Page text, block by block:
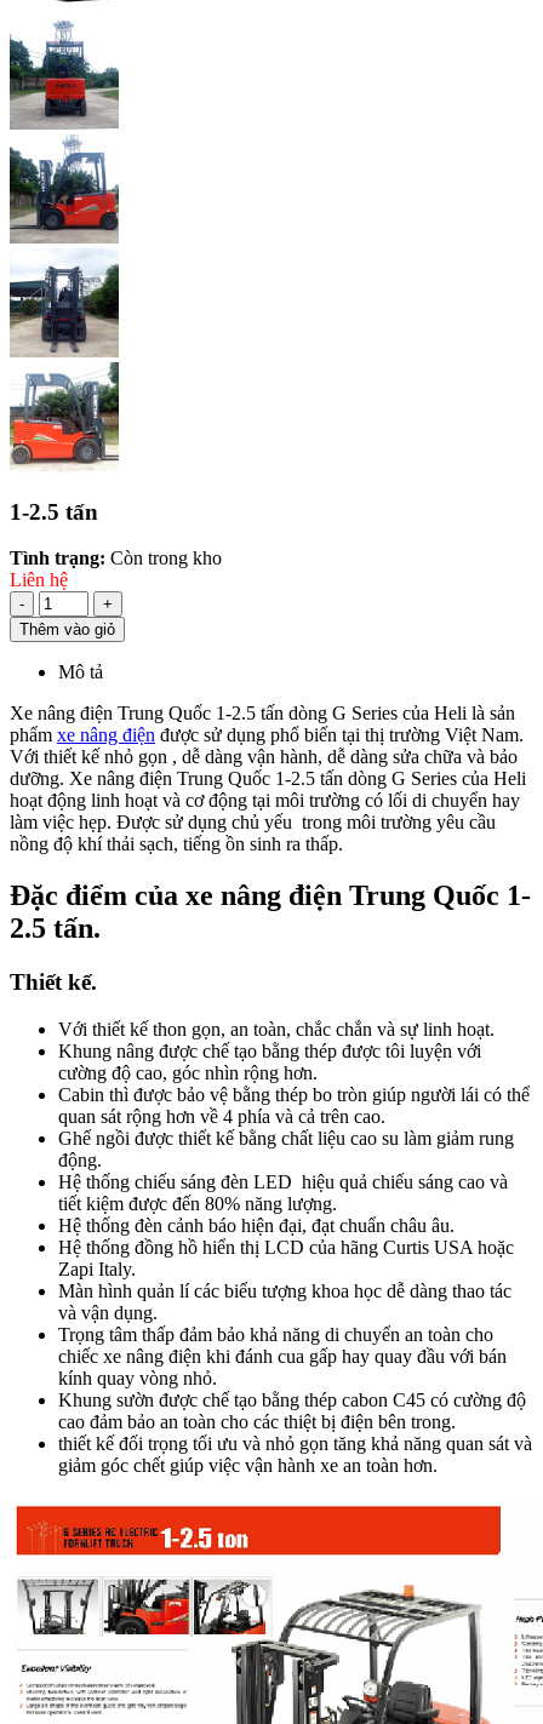
1-2.5 tấn
Tình trạng: Còn trong kho
Liên hệ
-
+
Thêm vào giỏ
Mô tả
Xe nâng điện Trung Quốc 1-2.5 tấn dòng G Series của Heli là sản
phẩm xe nâng điện được sử dụng phổ biến tại thị trường Việt Nam.
Với thiết kế nhỏ gọn , dễ dàng vận hành, dễ dàng sửa chữa và bảo
dưỡng. Xe nâng điện Trung Quốc 1-2.5 tấn dòng G Series của Heli
hoạt động linh hoạt và cơ động tại môi trường có lối di chuyển hay
làm việc hẹp. Được sử dụng chủ yếu trong môi trường yêu cầu
nồng độ khí thải sạch, tiếng ồn sinh ra thấp.
Đặc điểm của xe nâng điện Trung Quốc 1-
2.5 tấn.
Thiết kế.
Với thiết kế thon gọn, an toàn, chắc chắn và sự linh hoạt.
Khung nâng được chế tạo bằng thép được tôi luyện với
cường độ cao, góc nhìn rộng hơn.
Cabin thì được bảo vệ bằng thép bo tròn giúp người lái có thể
quan sát rộng hơn về 4 phía và cả trên cao.
Ghế ngồi được thiết kế bằng chất liệu cao su làm giảm rung
động.
Hệ thống chiếu sáng đèn LED hiệu quả chiếu sáng cao và
tiết kiệm được đến 80% năng lượng.
Hệ thống đèn cảnh báo hiện đại, đạt chuẩn châu âu.
Hệ thống đồng hồ hiển thị LCD của hãng Curtis USA hoặc
Zapi Italy.
Màn hình quản lí các biểu tượng khoa học dễ dàng thao tác
và vận dụng.
Trọng tâm thấp đảm bảo khả năng di chuyển an toàn cho
chiếc xe nâng điện khi đánh cua gấp hay quay đầu với bán
kính quay vòng nhỏ.
Khung sườn được chế tạo bằng thép cabon C45 có cường độ
cao đảm bảo an toàn cho các thiệt bị điện bên trong.
thiết kế đối trọng tối ưu và nhỏ gọn tăng khả năng quan sát và
giảm góc chết giúp việc vận hành xe an toàn hơn.